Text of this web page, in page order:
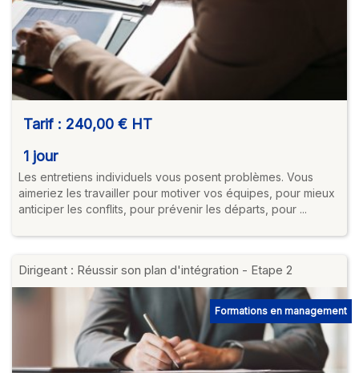
Tarif : 240,00 € HT
1 jour
Les entretiens individuels vous posent problèmes. Vous
aimeriez les travailler pour motiver vos équipes, pour mieux
anticiper les conflits, pour prévenir les départs, pour ...
Dirigeant : Réussir son plan d'intégration - Etape 2
Formations en management